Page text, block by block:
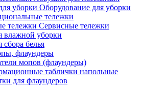
Оборудование для уборки
тележки
Сервисные тележки
влажной уборки
сбора белья
флаундеры
мопов (флаундеры)
таблички напольные
для флаундеров